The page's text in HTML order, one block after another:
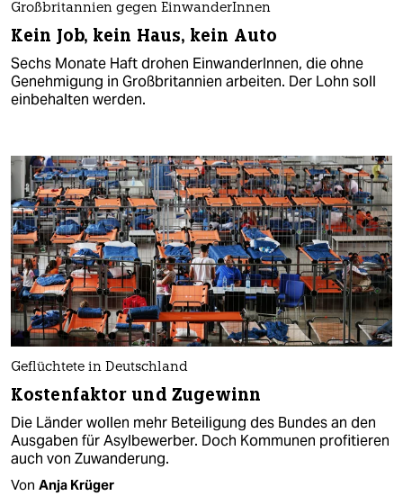
Großbritannien gegen EinwanderInnen
Kein Job, kein Haus, kein Auto
Sechs Monate Haft drohen EinwanderInnen, die ohne
Genehmigung in Großbritannien arbeiten. Der Lohn soll
einbehalten werden.
Geflüchtete in Deutschland
Kostenfaktor und Zugewinn
Die Länder wollen mehr Beteiligung des Bundes an den
Ausgaben für Asylbewerber. Doch Kommunen profitieren
auch von Zuwanderung.
Von Anja Krüger